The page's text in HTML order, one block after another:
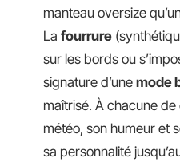
manteau oversize
La fourrure
sur les bords ou
signature d’une mode
maîtrisé. À chacune
météo, son humeur et
sa personnalité